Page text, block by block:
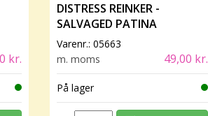
kr.
DISTRESS REINKER -
SALVAGED PATINA
Varenr.: 05663
m. moms
49,00 kr.
På lager